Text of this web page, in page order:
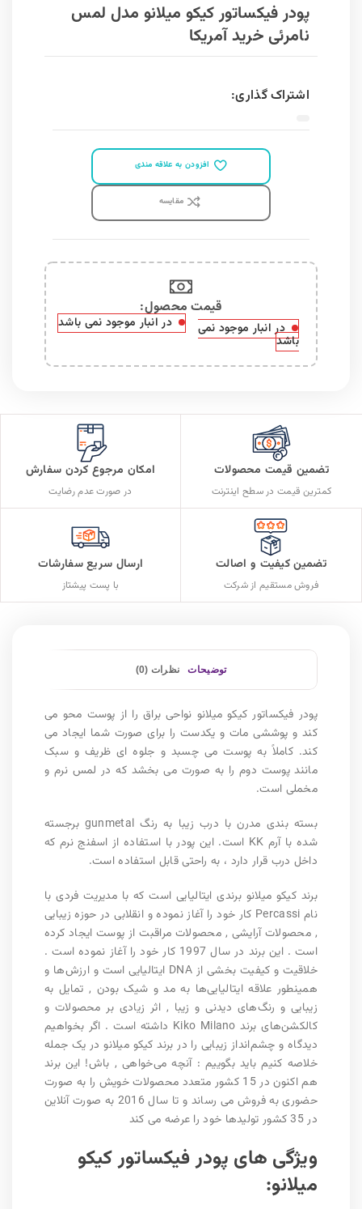
پودر فیکساتور کیکو میلانو مدل لمس
نامرئی خرید آمریکا
اشتراک گذاری:
افزودن به علاقه مندی
مقايسه
قیمت محصول:​
در انبار موجود نمی
باشد
در انبار موجود نمی باشد
تضمین قیمت محصولات
کمترین قیمت در سطح اینترنت
امکان مرجوع کردن سفارش
در صورت عدم رضایت
تضمین کیفیت و اصالت
فروش مستقیم از شرکت
ارسال سریع سفارشات
با پست پیشتاز
توضیحات نظرات (0)
پودر فیکساتور کیکو میلانو نواحی براق را از پوست محو می
کند و پوششی مات و یکدست را برای صورت شما ایجاد می
کند. کاملاً به پوست می چسبد و جلوه ای ظریف و سبک
مانند پوست دوم را به صورت می بخشد که در لمس نرم و
مخملی است.
بسته بندی مدرن با درب زیبا به رنگ gunmetal برجسته
شده با آرم KK است. این پودر با استفاده از اسفنج نرم که
داخل درب قرار دارد ، به راحتی قابل استفاده است.
برند کیکو میلانو برندی ایتالیایی است که با مدیریت فردی با
نام Percassi کار خود را آغاز نموده و انقلابی در حوزه زیبایی
, محصولات آرایشی , محصولات مراقبت از پوست ایجاد کرده
است . این برند در سال 1997 کار خود را آغاز نموده است .
خلاقیت و کیفیت بخشی از DNA ایتالیایی است و ارزش‌ها و
همینطور علاقه ایتالیایی‌ها به مد و شیک بودن , تمایل به
زیبایی و رنگ‌های دیدنی و زیبا , اثر زیادی بر محصولات و
کالکشن‌های برند Kiko Milano داشته است . اگر بخواهیم
دیدگاه و چشم‌انداز زیبایی را در برند کیکو میلانو در یک جمله
خلاصه کنیم باید بگوییم : آنچه می‌خواهی , باش! این برند
هم اکنون در 15 کشور متعدد محصولات خویش را به صورت
حضوری به فروش می رساند و تا سال 2016 به صورت آنلاین
در 35 کشور تولیدها خود را عرضه می کند
ویژگی های پودر فیکساتور کیکو
میلانو: